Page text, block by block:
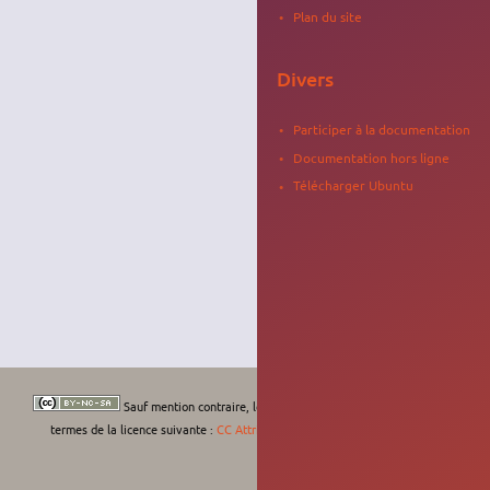
Sauf mention contraire, le contenu de ce wiki est placé sous les
termes de la licence suivante : CC Attribution-Noncommercial-Share Alike 4.0
Plan du site
Divers
Participer à la documentation
Documentation hors ligne
Télécharger Ubuntu